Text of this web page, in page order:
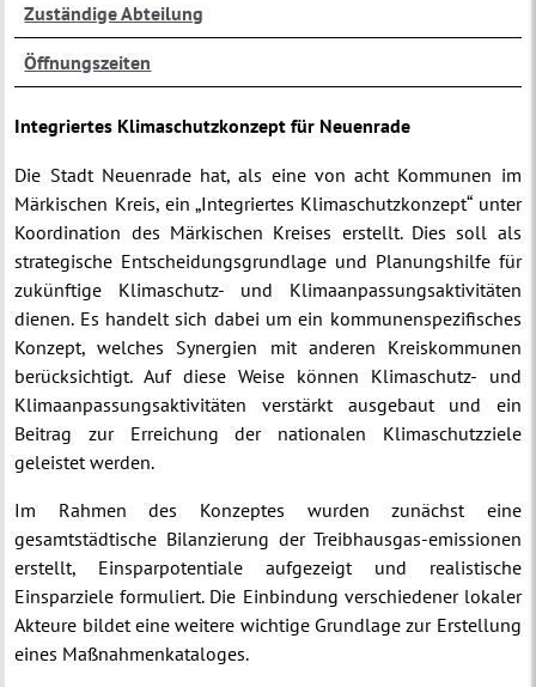
Zuständige Abteilung
Öffnungszeiten
Integriertes Klimaschutzkonzept für Neuenrade
Die Stadt Neuenrade hat, als eine von acht Kommunen im
Märkischen Kreis, ein „Integriertes Klimaschutzkonzept“ unter
Koordination des Märkischen Kreises erstellt. Dies soll als
strategische Entscheidungsgrundlage und Planungshilfe für
zukünftige Klimaschutz- und Klimaanpassungsaktivitäten
dienen. Es handelt sich dabei um ein kommunenspezifisches
Konzept, welches Synergien mit anderen Kreiskommunen
berücksichtigt. Auf diese Weise können Klimaschutz- und
Klimaanpassungsaktivitäten verstärkt ausgebaut und ein
Beitrag zur Erreichung der nationalen Klimaschutzziele
geleistet werden.
Im Rahmen des Konzeptes wurden zunächst eine
gesamtstädtische Bilanzierung der Treibhausgas-emissionen
erstellt, Einsparpotentiale aufgezeigt und realistische
Einsparziele formuliert. Die Einbindung verschiedener lokaler
Akteure bildet eine weitere wichtige Grundlage zur Erstellung
eines Maßnahmenkataloges.